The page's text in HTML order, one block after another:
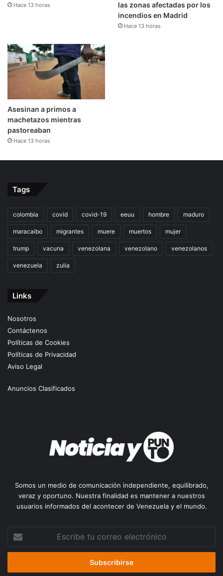
Hace 13 horas
las zonas afectadas por los
incendios en Madrid
Hace 13 horas
Asesinan a primos a
machetazos mientras
pastoreaban
Hace 13 horas
Tags
colombia covid covid-19 eeuu hombre maduro
maracaibo migrantes muere muertos mujer
trump vacuna venezolana venezolano venezolanos
venezuela zulia
Links
Nosotros
Contáctenos
Políticas de Cookies
Políticas de Privacidad
Aviso Legal
Anuncios Clasificados
Somos un medio de comunicación independiente, equilibrado,
veraz y oportuno. Nuestra finalidad es mantener a nuestros
usuarios informados del acontecer de Venezuela y el mundo.
correo